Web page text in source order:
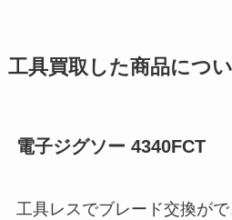
工具買取した商品につ
電子ジグソー 4340FCT
工具レスでブレード交換が